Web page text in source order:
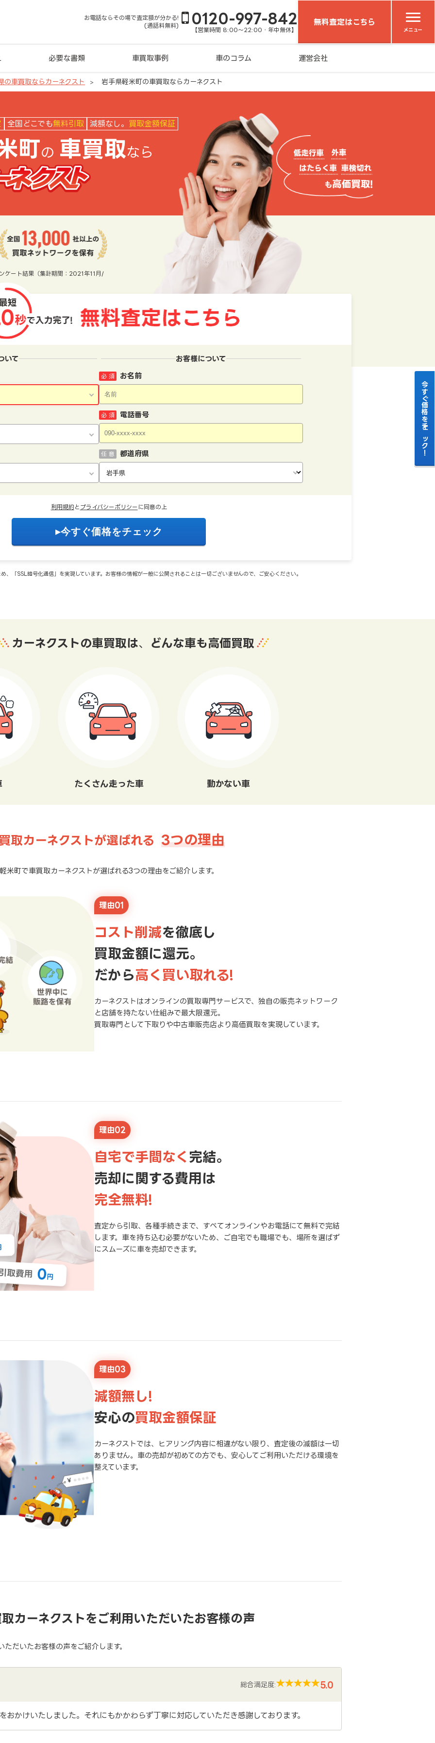
お電話ならその場で査定額が分かる!
(通話料無料)
0120-997-842
【営業時間 8:00～22:00・年中無休】
無料査定はこちら
メニュー
必要な書類 車買取事例 車のコラム 運営会社
の車買取ならカーネクスト 岩手県軽米町の車買取ならカーネクスト
全国どこでも無料引取 減額なし。 買取金額保証
町の 車買取なら
ケート結果（集計期間：2021年11月/
いて お客様について
お名前
必 須
電話番号
必 須
都道府県
任 意
利用規約 と プライバシーポリシー に同意の上
、「SSL暗号化通信」を実現しています。お客様の情報が一般に公開されることは一切ございませんので、ご安心ください。
カーネクストの車買取は、 どんな車も高価買取
たくさん走った車 動かない車
取カーネクストが選ばれる 3つの理由
米町で車買取カーネクストが選ばれる3つの理由をご紹介します。
理由01
コスト削減を徹底し
買取金額に還元。
だから高く買い取れる!
カーネクストはオンラインの買取専門サービスで、独自の販売ネットワーク
と店舗を持たない仕組みで最大限還元。
買取専門として下取りや中古車販売店より高価買取を実現しています。
理由02
自宅で手間なく 完結。
売却に関する費用は
完全無料!
査定から引取、各種手続きまで、すべてオンラインやお電話にて無料で完結
します。車を持ち込む必要がないため、ご自宅でも職場でも、場所を選ばず
にスムーズに車を売却できます。
理由03
減額無し!
安心の買取金額保証
カーネクストでは、ヒアリング内容に相違がない限り、査定後の減額は一切
ありません。車の売却が初めての方でも、安心してご利用いただける環境を
整えています。
カーネクストをご利用いただいたお客様の声
だいたお客様の声をご紹介します。
総合満足度: 5.0
おかけいたしました。それにもかかわらず丁寧に対応していただき感謝しております。
今すぐ価格をチェック！